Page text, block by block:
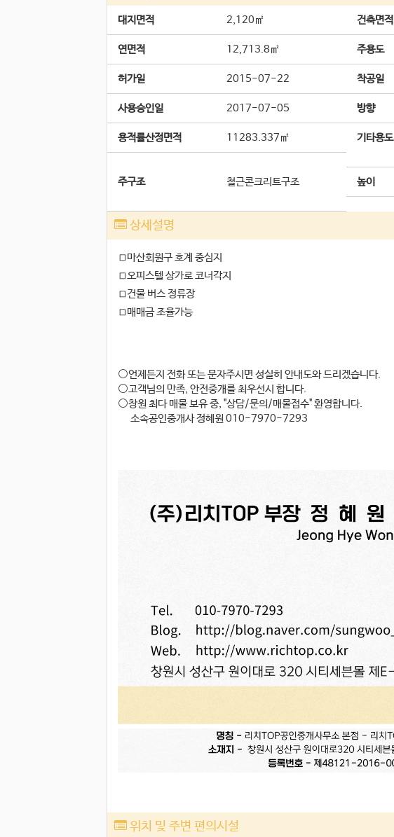
대지면적 2,120㎡ 건축면적
연면적 12,713.8㎡ 주용도
허가일 2015-07-22 착공일
사용승인일 2017-07-05 방향
용적률산정면적 11283.337㎡ 기타용도
주구조 철근콘크리트구조 높이
상세설명
◻마산회원구 호계 중심지
◻오피스텔 상가로 코너각지
◻건물 버스 정류장
◻매매금 조율가능
⚪언제든지 전화 또는 문자주시면 성실히 안내도와 드리겠습니다.
⚪고객님의 만족, 안전중개를 최우선시 합니다.
⚪창원 최다 매물 보유 중, "상담/문의/매물접수" 환영합니다.
소속공인중개사 정혜원 010-7970-7293
위치 및 주변 편의시설